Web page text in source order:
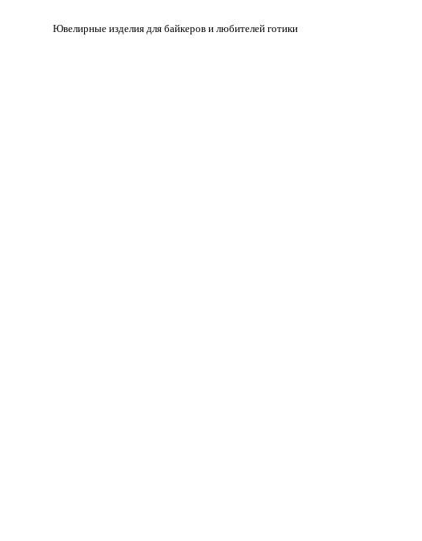
Ювелирные изделия для байкеров и любителей готики